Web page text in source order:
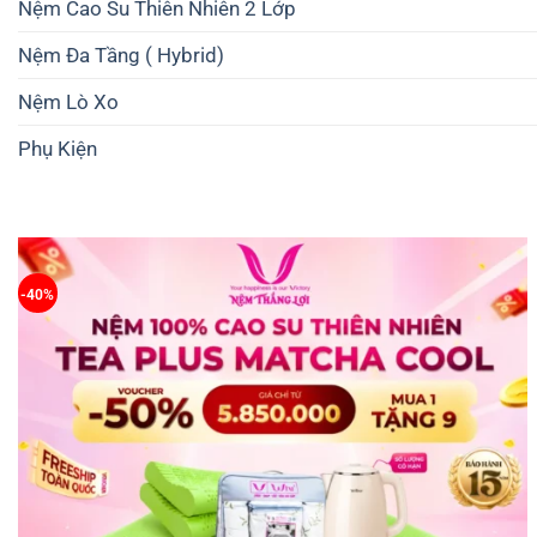
Nệm Cao Su Thiên Nhiên 2 Lớp
Nệm Đa Tầng ( Hybrid)
Nệm Lò Xo
Phụ Kiện
-40%